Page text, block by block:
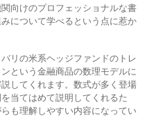
向けのプロフェッショナルな書
について学べるという点に惹か
リの米系ヘッジファンドのトレ
という金融商品の数理モデルに
してくれます。数式が多く登場
当てはめて説明してくれるた
も理解しやすい内容になってい